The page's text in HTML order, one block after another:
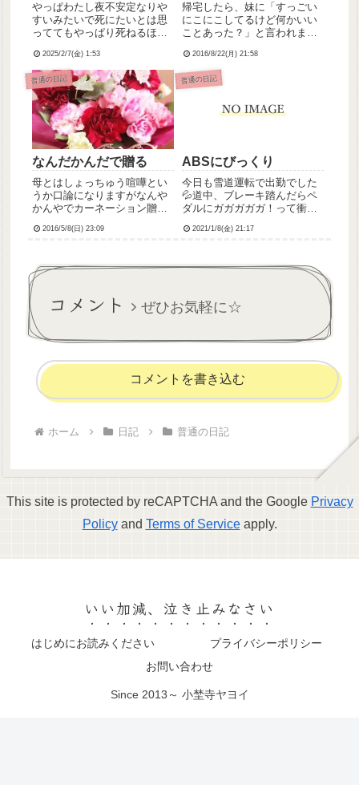
やっぱわたし夜不安定なりや
すいみたいで死にたいとは思
っててもやっぱり死ねるほど
そのうちまたケロッと通常運
転に戻ると思うのですみませ
ん
2025/2/7(金) 1:53
帰宅したら、妹に「すっごい
にこにこしてるけど何かいい
ことあった？」と言われまし
も、年末のライブ参戦が！も
うほんっっとに楽しみすぎて
まだ4ヶ月も先のことなのに会
かその他観光したいスポット
2016/8/22(月) 21:58
普通の日記
なんだかんだで贈る
母とはしょっちゅう喧嘩とい
うか口論になりますがなんや
かんやでカーネーション贈り
とメッセージを付けたからに
2016/5/8(日) 23:09
普通の日記
ABSにびっくり
今日も雪道運転で出勤でした
💦道中、ブレーキ踏んだらペ
ダルにガガガガガ！って衝撃
障？！！ってすごい恐怖を感
てもらうことに。結局何だっ
にブレーキ...
2021/1/8(金) 21:17
コメント ぜひお気軽に☆
コメントを書き込む
ホーム 日記 普通の日記
This site is protected by reCAPTCHA and the Google Privacy
Policyand Terms of Serviceapply.
いい加減、泣き止みなさい
はじめにお読みください
プライバシーポリシー
お問い合わせ
Since 2013～ 小埜寺ヤヨイ